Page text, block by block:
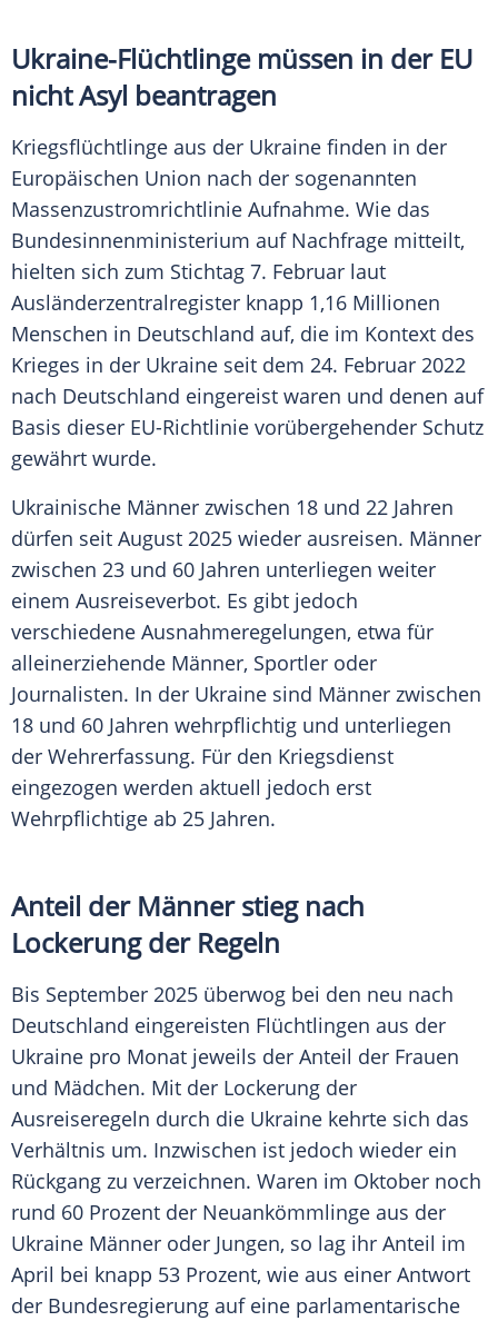
Ukraine-Flüchtlinge müssen in der EU
nicht Asyl beantragen
Kriegsflüchtlinge aus der Ukraine finden in der
Europäischen Union nach der sogenannten
Massenzustromrichtlinie Aufnahme. Wie das
Bundesinnenministerium auf Nachfrage mitteilt,
hielten sich zum Stichtag 7. Februar laut
Ausländerzentralregister knapp 1,16 Millionen
Menschen in Deutschland auf, die im Kontext des
Krieges in der Ukraine seit dem 24. Februar 2022
nach Deutschland eingereist waren und denen auf
Basis dieser EU-Richtlinie vorübergehender Schutz
gewährt wurde.
Ukrainische Männer zwischen 18 und 22 Jahren
dürfen seit August 2025 wieder ausreisen. Männer
zwischen 23 und 60 Jahren unterliegen weiter
einem Ausreiseverbot. Es gibt jedoch
verschiedene Ausnahmeregelungen, etwa für
alleinerziehende Männer, Sportler oder
Journalisten. In der Ukraine sind Männer zwischen
18 und 60 Jahren wehrpflichtig und unterliegen
der Wehrerfassung. Für den Kriegsdienst
eingezogen werden aktuell jedoch erst
Wehrpflichtige ab 25 Jahren.
Anteil der Männer stieg nach
Lockerung der Regeln
Bis September 2025 überwog bei den neu nach
Deutschland eingereisten Flüchtlingen aus der
Ukraine pro Monat jeweils der Anteil der Frauen
und Mädchen. Mit der Lockerung der
Ausreiseregeln durch die Ukraine kehrte sich das
Verhältnis um. Inzwischen ist jedoch wieder ein
Rückgang zu verzeichnen. Waren im Oktober noch
rund 60 Prozent der Neuankömmlinge aus der
Ukraine Männer oder Jungen, so lag ihr Anteil im
April bei knapp 53 Prozent, wie aus einer Antwort
der Bundesregierung auf eine parlamentarische